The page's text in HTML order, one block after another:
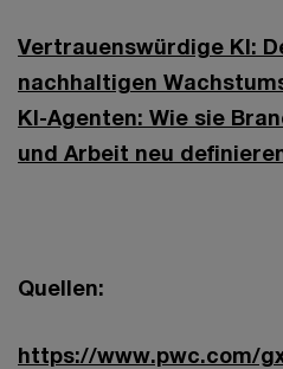
Vertrauenswürdige KI:
nachhaltigen
KI-Agenten: Wie sie
und Arbeit neu
Quellen:
https://www.pwc.com/